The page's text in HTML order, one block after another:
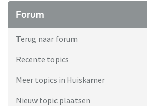
Forum
Terug naar forum
Recente topics
Meer topics in Huiskamer
Nieuw topic plaatsen